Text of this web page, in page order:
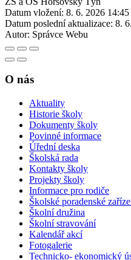
Datum vložení: 8. 6. 2026 14:45
Datum poslední aktualizace: 8.
Autor: Správce Webu
O nás
Aktuality
Historie školy
Dokumenty školy
Povinné informace
Úřední deska
Školská rada
Kontakty školy
Projekty školy
Informace pro rodiče
Školské poradenské
Školní družina
Školní stravování
Kalendář akcí
Fotogalerie
Technicko- ekonomický